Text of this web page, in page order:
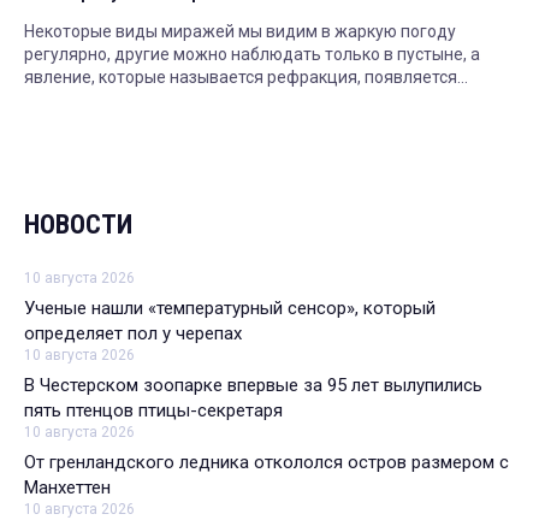
Некоторые виды миражей мы видим в жаркую погоду
регулярно, другие можно наблюдать только в пустыне, а
явление, которые называется рефракция, появляется
НОВОСТИ
10 августа 2026
Ученые нашли «температурный сенсор», который
определяет пол у черепах
10 августа 2026
В Честерском зоопарке впервые за 95 лет вылупились
пять птенцов птицы-секретаря
10 августа 2026
От гренландского ледника откололся остров размером с
Манхеттен
10 августа 2026